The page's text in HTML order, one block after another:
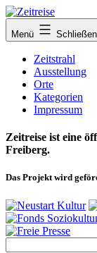
Zum
Inhalt
springen
Menü Schließen
Zeitstrahl
Ausstellung
Orte
Kategorien
Impressum
Zeitreise ist eine
Freiberg.
Das Projekt wird